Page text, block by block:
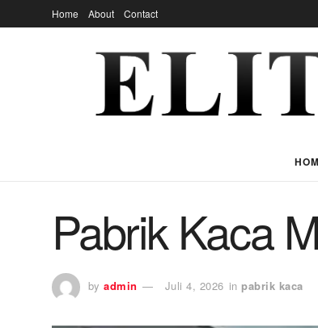
Home About Contact
Pabrik Kaca
by admin Juli 4, 2026 in pabrik kaca